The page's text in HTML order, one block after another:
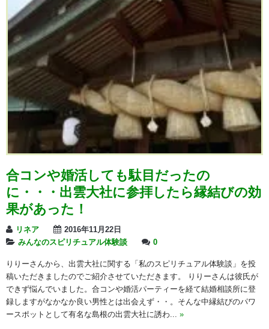
合コンや婚活しても駄目だったの
に・・・出雲大社に参拝したら縁結びの効
果があった！
リネア
2016年11月22日
みんなのスピリチュアル体験談
0
りりーさんから、出雲大社に関する「私のスピリチュアル体験談」を投
稿いただきましたのでご紹介させていただきます。 りりーさんは彼氏が
できず悩んでいました。合コンや婚活パーティーを経て結婚相談所に登
録しますがなかなか良い男性とは出会えず・・。そんな中縁結びのパワ
ースポットとして有名な島根の出雲大社に誘わ... »